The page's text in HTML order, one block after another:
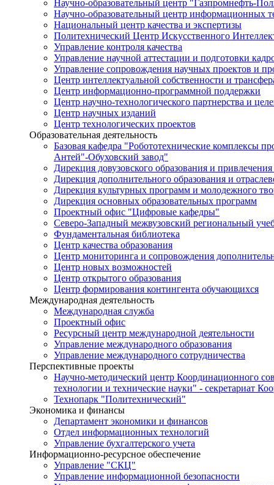
Научно-образовательный центр "Газпромнефть-
Научно-образовательный центр информационных
Национальный центр качества и экспертизы
Политехнический Центр Искусственного
Управление контроля качества
Управление научной аттестации и подготовки
Управление сопровождения научных проектов и
Центр интеллектуальной собственности и
Центр информационно-программной поддержки
Центр научно-технологического партнерства и
Центр научных изданий
Центр технологических проектов
Образовательная деятельность
Базовая кафедра "Робототехнические комплексы
Антей"-Обуховский завод"
Дирекция довузовского образования и привлечения
Дирекция дополнительного образования и
Дирекция культурных программ и молодежного
Дирекция основных образовательных программ
Проектный офис "Цифровые кафедры"
Северо-Западный межвузовский региональный
Фундаментальная библиотека
Центр качества образования
Центр мониторинга и сопровождения
Центр новых возможностей
Центр открытого образования
Центр формирования контингента обучающихся
Международная деятельность
Международная служба
Проектный офис
Ресурсный центр международной деятельности
Управление международного образования
Управление международного сотрудничества
Перспективные проекты
Научно-методический центр Координационного
технологии и технические науки" - секретариат
Технопарк "Политехнический"
Экономика и финансы
Департамент экономики и финансов
Отдел информационных технологий
Управление бухгалтерского учета
Информационно-ресурсное обеспечение
Управление "СКЦ"
Управление информационной безопасности